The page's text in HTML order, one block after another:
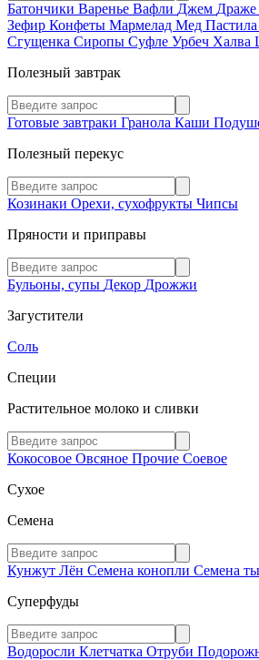
Батончики Варенье Вафли Джем Драже
Зефир Конфеты Мармелад Мед Пастила
Сгущенка Сиропы Суфле Урбеч Халва
Полезный завтрак
Готовые завтраки Гранола Каши
Полезный перекус
Козинаки Орехи, сухофрукты Чипсы
Пряности и приправы
Бульоны, супы Декор Дрожжи
Загустители
Соль
Специи
Растительное молоко и сливки
Кокосовое Овсяное Прочие Соевое
Сухое
Семена
Кунжут Лён Семена конопли Семена
Суперфуды
Водоросли Клетчатка Отруби